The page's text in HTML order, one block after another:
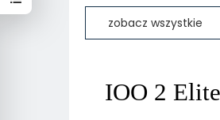
zobacz wszystkie
IOO 2